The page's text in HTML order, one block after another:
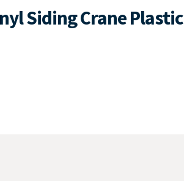
Siding Crane Plastic